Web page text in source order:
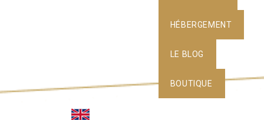
HÉBERGEMENT
LE BLOG
BOUTIQUE